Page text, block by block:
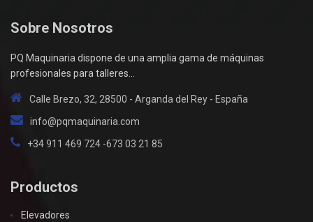
Sobre Nosotros
PQ Maquinaria dispone de una amplia gama de máquinas
profesionales para talleres...
Calle Brezo, 32, 28500 - Arganda del Rey - España
info@pqmaquinaria.com
+34 911 469 724 -673 03 21 85
Productos
Elevadores